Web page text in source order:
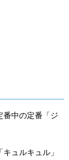
番中の定番「ジ
ュルキュル」